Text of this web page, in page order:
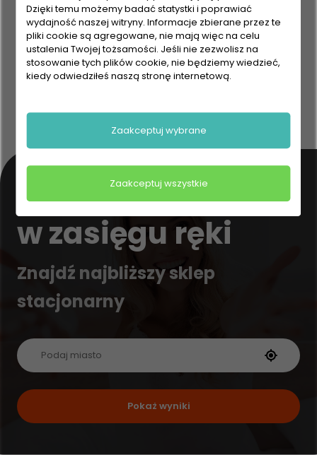
Nasze produkty
w zasięgu ręki
Znajdź najbliższy sklep
stacjonarny
Pokaż wyniki
Dzięki temu możemy badać statystki i poprawiać
wydajność naszej witryny. Informacje zbierane przez te
pliki cookie są agregowane, nie mają więc na celu
ustalenia Twojej tożsamości. Jeśli nie zezwolisz na
stosowanie tych plików cookie, nie będziemy wiedzieć,
kiedy odwiedziłeś naszą stronę internetową.
Zaakceptuj wybrane
Zaakceptuj wszystkie